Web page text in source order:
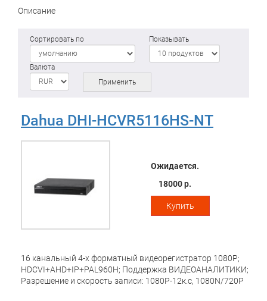
Описание
Сортировать по Показывать
Валюта
Применить
Dahua DHI-HCVR5116HS-NT
16 канальный 4-x форматный видеорегистратор 1080P;
HDCVI+AHD+IP+PAL960H; Поддержка ВИДЕОАНАЛИТИКИ;
Разрешение и скорость записи: 1080P-12к.с, 1080N/720Р
Ожидается.
18000 р.
Купить